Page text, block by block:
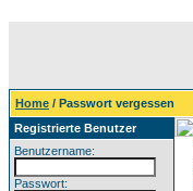
Home / Passwort vergessen
Registrierte Benutzer
Benutzername:
Passwort: